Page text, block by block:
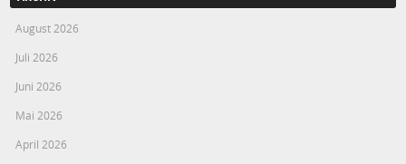
August 2026
Juli 2026
Juni 2026
Mai 2026
April 2026